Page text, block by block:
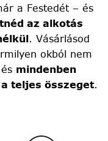
a Festedét – és
az alkotás
. Vásárlásod
okból nem
mindenben
teljes összeget.